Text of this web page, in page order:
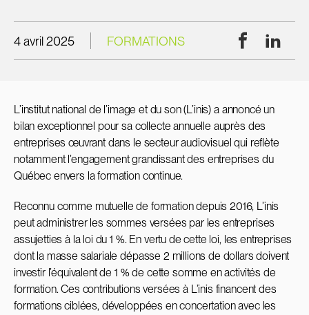
4 avril 2025 FORMATIONS Facebook
L’institut national de l’image et du son (L’inis) a annoncé un
bilan exceptionnel pour sa collecte annuelle auprès des
entreprises œuvrant dans le secteur audiovisuel qui reflète
notamment l’engagement grandissant des entreprises du
Québec envers la formation continue.
Reconnu comme mutuelle de formation depuis 2016, L’inis
peut administrer les sommes versées par les entreprises
assujetties à la loi du 1 %. En vertu de cette loi, les entreprises
dont la masse salariale dépasse 2 millions de dollars doivent
investir l’équivalent de 1 % de cette somme en activités de
formation. Ces contributions versées à L’inis financent des
formations ciblées, développées en concertation avec les